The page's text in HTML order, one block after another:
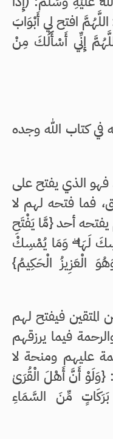
افتح لِي أَبْوَابَ
إِنِّي أَسْأَلُكَ مِنْ
في كتاب الله وجده
فهو الذي يفتح على
فما فتحه لهم لا
يفتحه أحد {مَّا يَفْتَحِ
لَهَا ۖ وَمَا يُمْسِكْ
الْعَزِيزُ الْحَكِيمُ}
فيفتح لهم
فيما يرزقهم
عليهم ومنحة لا
{وَلَوْ أَنَّ أَهْلَ الْقُرَىٰ
بَرَكَاتٍ مِّنَ السَّمَاءِ